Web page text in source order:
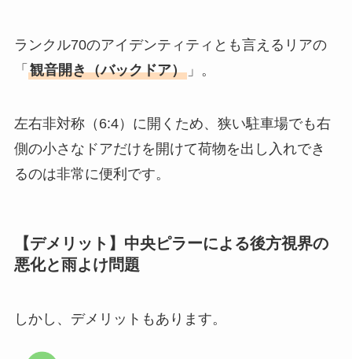
ランクル70のアイデンティティとも言えるリアの
「 観音開き（バックドア）」。
左右非対称（6:4）に開くため、狭い駐車場でも右
側の小さなドアだけを開けて荷物を出し入れでき
るのは非常に便利です。
【デメリット】中央ピラーによる後方視界の
悪化と雨よけ問題
しかし、デメリットもあります。